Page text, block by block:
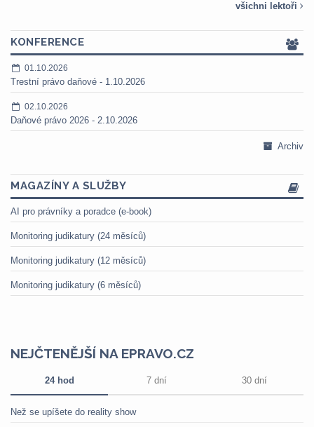
všichni lektoři
KONFERENCE
01.10.2026
Trestní právo daňové - 1.10.2026
02.10.2026
Daňové právo 2026 - 2.10.2026
Archiv
MAGAZÍNY A SLUŽBY
AI pro právníky a poradce (e-book)
Monitoring judikatury (24 měsíců)
Monitoring judikatury (12 měsíců)
Monitoring judikatury (6 měsíců)
NEJČTENĚJŠÍ NA EPRAVO.CZ
24 hod 7 dní 30 dní
Než se upíšete do reality show